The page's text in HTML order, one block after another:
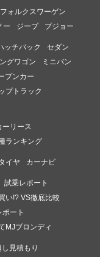
フォルクスワーゲン
ー ジープ プジョー
ッチバック
セダン
グワゴン
ミニバン
プンカー
プトラック
ーリース
ランキング
イヤ カーナビ
試乗レポート
い!? VS徹底比較
ート
MJブロンディ
し見積もり